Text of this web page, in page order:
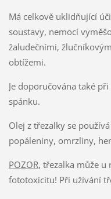
Má celkově uklidňující
soustavy, nemocí
žaludečními,
obtížemi.
Je doporučována také
spánku.
Olej z třezalky se
popáleniny, omrzliny,
POZOR, třezalka může u
fototoxicitu! Při užívání